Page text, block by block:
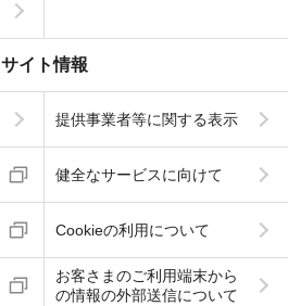
サイト情報
提供事業者等に関する表示
健全なサービスに向けて
Cookieの利用について
お客さまのご利用端末から
の情報の外部送信について